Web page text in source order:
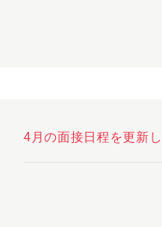
4月の面接日程を更新